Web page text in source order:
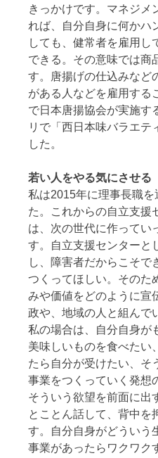
きっかけです。マネジメ
れば、自分自身に何かハ
しても、健常者を雇用し
できる。その意味では商
す。唐揚げの仕込みなど
がある人などを雇用する
で日本唐揚協会が実施す
リで「西日本味バラエテ
した。
若い人をやる気にさせる
私は2015年に理事長職
た。これからの自立支援
は、次の世代に作ってい
す。自立支援センターと
し、障害者だからこそで
つくってほしい。そのた
みや価値をどのように宣
政や、地域の人と組んで
私の場合は、自分自身が
美味しいものを食べたい
たら自分が受けたい、そ
事業をつくっていく発想
そういう欲望を前面に出
とことん話して、背中を
す。自分自身がどういう
事業があったらワクワク